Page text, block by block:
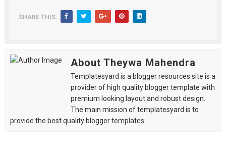
SHARE THIS:
About Theywa Mahendra
Templatesyard is a blogger resources site is a
provider of high quality blogger template with
premium looking layout and robust design.
The main mission of templatesyard is to
provide the best quality blogger templates.